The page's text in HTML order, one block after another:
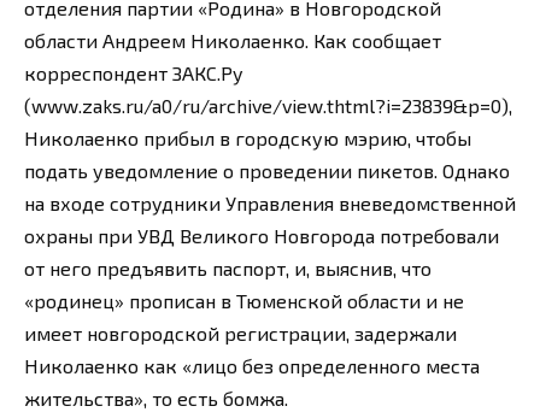
отделения партии «Родина» в Новгородской
области Андреем Николаенко. Как сообщает
корреспондент ЗАКС.Ру
(www.zaks.ru/a0/ru/archive/view.thtml?i=23839&p=0),
Николаенко прибыл в городскую мэрию, чтобы
подать уведомление о проведении пикетов. Однако
на входе сотрудники Управления вневедомственной
охраны при УВД Великого Новгорода потребовали
от него предъявить паспорт, и, выяснив, что
«родинец» прописан в Тюменской области и не
имеет новгородской регистрации, задержали
Николаенко как «лицо без определенного места
жительства», то есть бомжа.